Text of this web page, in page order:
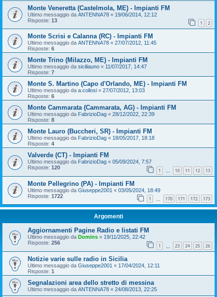
Monte Veneretta (Castelmola, ME) - Impianti FM
Ultimo messaggio da ANTENNA78 « 19/06/2014, 12:12
Risposte: 13 1 2
Monte Scrisi e Calanna (RC) - Impianti FM
Ultimo messaggio da ANTENNA78 « 27/07/2012, 11:45
Risposte: 6
Monte Trino (Milazzo, ME) - Impianti FM
Ultimo messaggio da siciliauno « 11/07/2017, 14:47
Risposte: 7
Monte S. Martino (Capo d'Orlando, ME) - Impianti FM
Ultimo messaggio da a.collosi « 27/07/2012, 13:03
Risposte: 6
Monte Cammarata (Cammarata, AG) - Impianti FM
Ultimo messaggio da FabrizioDag « 28/12/2022, 22:39
Risposte: 8
Monte Lauro (Buccheri, SR) - Impianti FM
Ultimo messaggio da FabrizioDag « 18/05/2017, 18:18
Risposte: 4
Valverde (CT) - Impianti FM
Ultimo messaggio da FabrizioDag « 05/09/2024, 7:57
Risposte: 120 1 … 10 11 12 13
Monte Pellegrino (PA) - Impianti FM
Ultimo messaggio da Giuseppe2001 « 03/05/2024, 18:49
Risposte: 1722 1 170 171 172 173
Argomenti
Aggiornamenti Pagine Radio e listati FM
Ultimo messaggio da Domins « 19/11/2025, 22:42
Risposte: 256 1 23 24 25 26
Notizie varie sulle radio in Sicilia
Ultimo messaggio da Giuseppe2001 « 17/04/2024, 12:11
Risposte: 1
Segnalazioni area dello stretto di messina
Ultimo messaggio da ANTENNA78 « 24/08/2013, 22:25